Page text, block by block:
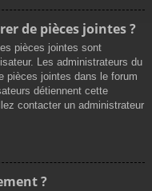
de pièces jointes ?
pièces jointes sont
Les administrateurs du
pièces jointes dans le forum
détiennent cette
contacter un administrateur
?